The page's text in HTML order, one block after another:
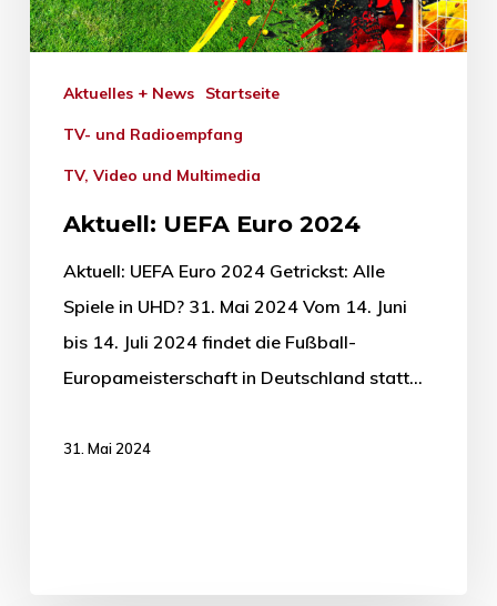
Aktuelles + News Startseite
TV- und Radioempfang
TV, Video und Multimedia
Aktuell: UEFA Euro 2024
Aktuell: UEFA Euro 2024 Getrickst: Alle
Spiele in UHD? 31. Mai 2024 Vom 14. Juni
bis 14. Juli 2024 findet die Fußball-
Europameisterschaft in Deutschland statt…
31. Mai 2024